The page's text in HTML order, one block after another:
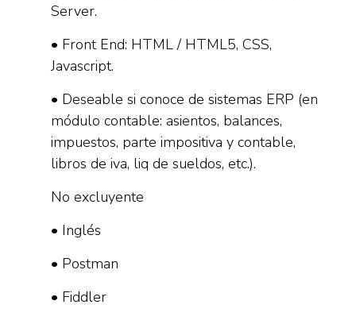
Server.
• Front End: HTML / HTML5, CSS,
Javascript.
• Deseable si conoce de sistemas ERP (en
módulo contable: asientos, balances,
impuestos, parte impositiva y contable,
libros de iva, liq de sueldos, etc.).
No excluyente
• Inglés
• Postman
• Fiddler